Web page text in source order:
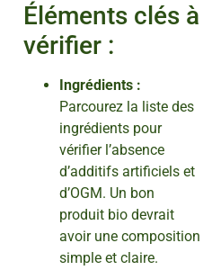
Éléments clés à
vérifier :
Ingrédients :
Parcourez la liste des
ingrédients pour
vérifier l’absence
d’additifs artificiels et
d’OGM. Un bon
produit bio devrait
avoir une composition
simple et claire.